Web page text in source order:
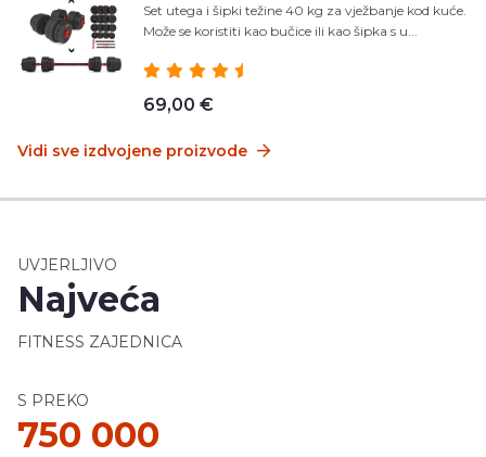
Set utega i šipki težine 40 kg za vježbanje kod kuće.
Može se koristiti kao bučice ili kao šipka s u...
69,00 €
Vidi sve izdvojene proizvode
UVJERLJIVO
Najveća
FITNESS ZAJEDNICA
S PREKO
750 000